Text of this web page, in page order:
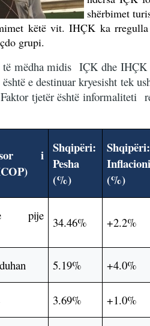
shërbimet
këtë vit. IHÇK ka
grupi.
të mëdha midis IÇK dhe
e destinuar kryesisht tek
tjetër është informaliteti
i Shqipëri:
Pesha
(%)
Shqipëri:
Inflacioni
(%)
pije
34.46% +2.2%
5.19% +4.0%
3.69% +1.0%